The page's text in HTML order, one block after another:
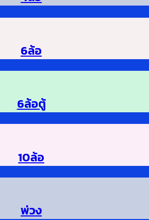
6ล้อ
6ล้อตู้
10ล้อ
พ่วง